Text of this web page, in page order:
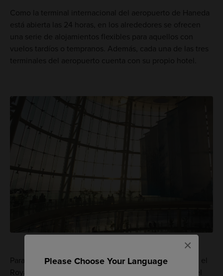
Please Choose Your Language
×
Como la terminal internacional del aeropuerto de Haneda
está abierta las 24 horas, en los alrededores se ofrecen
una serie de alojamientos flexibles para aquellos con
vuelos tardíos o tempranos. Además, cada una de las tres
terminales del aeropuerto cuenta con su propio hotel.
Para quienes deseen alojarse en el área de la terminal, el
Royal Park Hotel Tokyo Haneda está en la Terminal 3, el